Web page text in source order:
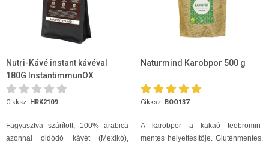
Nutri-Kávé instant kávéval
180G InstantimmunOX
Cikksz. HRK2109
Fagyasztva szárított, 100% arabica
azonnal oldódó kávét (Mexikó),
Naturmind Karobpor 500 g
Cikksz. BOO137
A karobpor a kakaó teobromin-
mentes helyettesítője. Gluténmentes,